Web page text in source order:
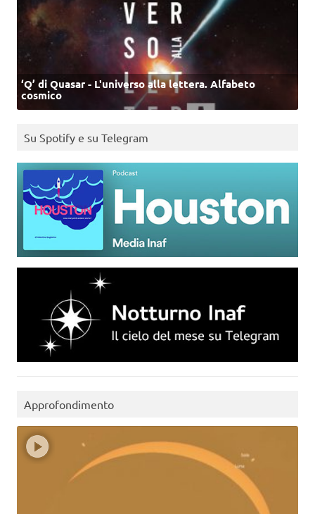
‘Q’ di Quasar - L'universo alla lettera. Alfabeto
cosmico
Su Spotify e su Telegram
Approfondimento